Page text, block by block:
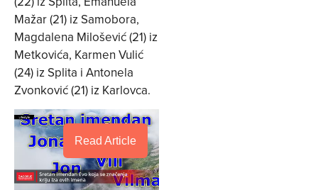
Mažar (21) iz Samobora,
Magdalena Milošević (21) iz
Metkovića, Karmen Vulić
(24) iz Splita i Antonela
Zvonković (21) iz Karlovca.
Read Article